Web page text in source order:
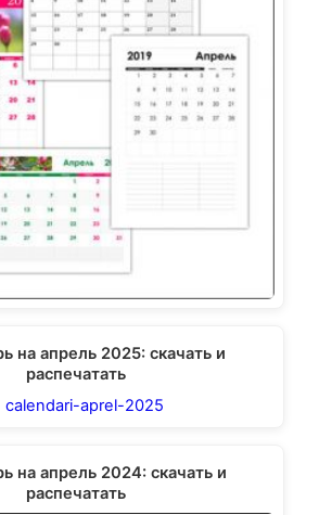
на апрель 2025: скачать и
распечатать
на апрель 2024: скачать и
распечатать